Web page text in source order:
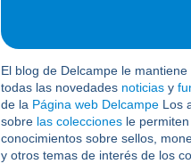
El blog de Delcampe le
todas las novedades noticias y
de la Página web Delcampe Los
sobre las colecciones le
conocimientos sobre sellos,
y otros temas de interés de los